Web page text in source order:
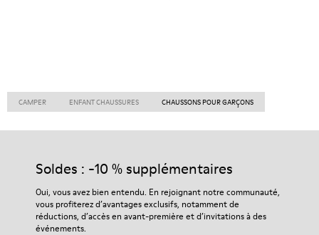
CAMPER ENFANT CHAUSSURES CHAUSSONS POUR GARÇONS
Soldes : -10 % supplémentaires
Oui, vous avez bien entendu. En rejoignant notre communauté,
vous profiterez d’avantages exclusifs, notamment de
réductions, d’accès en avant-première et d’invitations à des
événements.